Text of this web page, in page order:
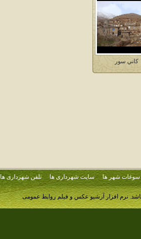
كاني سور
سوغات شهر ها سایت شهرداری ها تلفن شهرداری ها
نرم افزار آرشیو عکس و فیلم روابط عمومی